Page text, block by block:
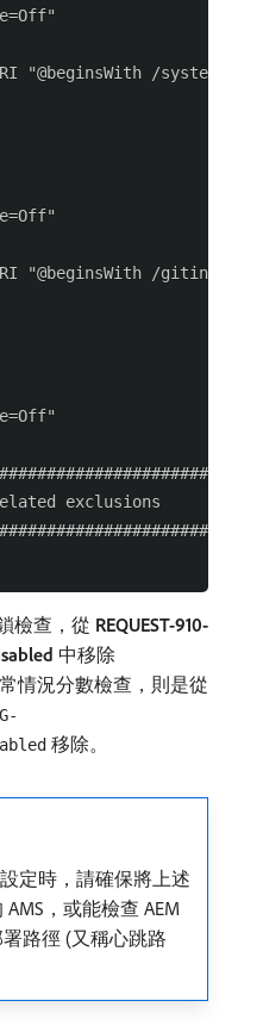
"@beginsWith /system/
"@beginsWith /gitinit-
related exclusions
檢查，從 REQUEST-910-
中移除
情況分數檢查，則是從
移除。
定時，請確保將上述
，或能檢查 AEM
路徑 (又稱心跳路